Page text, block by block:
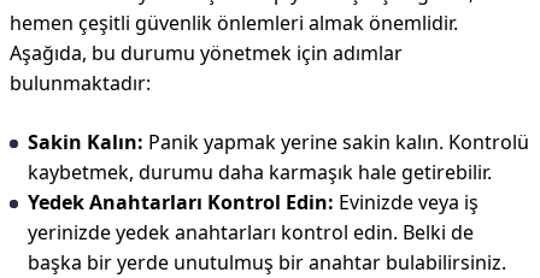
hemen çeşitli güvenlik önlemleri almak önemlidir.
Aşağıda, bu durumu yönetmek için adımlar
bulunmaktadır:
Sakin Kalın: Panik yapmak yerine sakin kalın. Kontrolü
kaybetmek, durumu daha karmaşık hale getirebilir.
Yedek Anahtarları Kontrol Edin: Evinizde veya iş
yerinizde yedek anahtarları kontrol edin. Belki de
başka bir yerde unutulmuş bir anahtar bulabilirsiniz.